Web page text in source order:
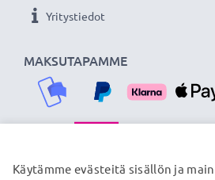
MAKSUTAPAMME
Yritystiedot
TOIMITUSKUMPPANIMME
Käytämme evästeitä sisällön ja